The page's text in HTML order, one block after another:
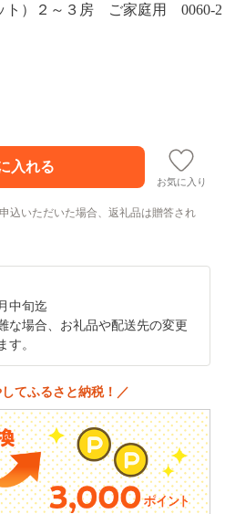
ト）２～３房 ご家庭用 0060-2
お気に入り
込いただいた場合、返礼品は贈答され
中旬迄
な場合、お礼品や配送先の変更
す。
てふるさと納税！／